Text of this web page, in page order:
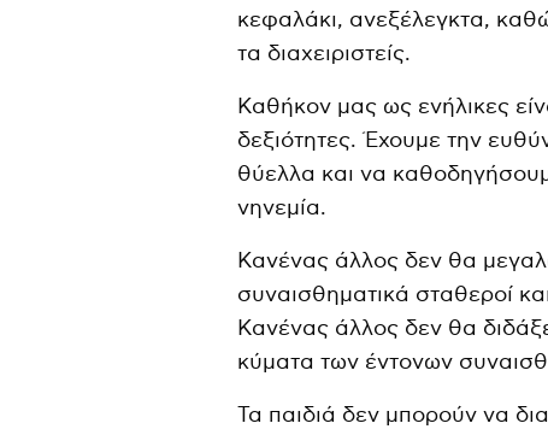
κεφαλάκι, ανεξέλεγκτα,
τα διαχειριστείς.
Καθήκον μας ως ενήλικες
δεξιότητες. Έχουμε την
θύελλα και να
νηνεμία.
Κανένας άλλος δεν θα
συναισθηματικά σταθεροί
Κανένας άλλος δεν θα
κύματα των έντονων
Τα παιδιά δεν μπορούν να